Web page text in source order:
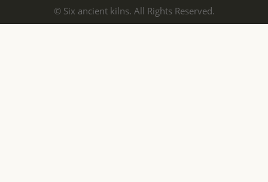
© Six ancient kilns. All Rights Reserved.